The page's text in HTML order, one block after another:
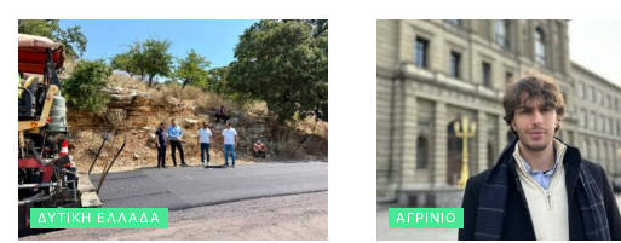
ΔΥΤΙΚΉ ΕΛΛΆΔΑ ΑΓΡΊΝΙΟ